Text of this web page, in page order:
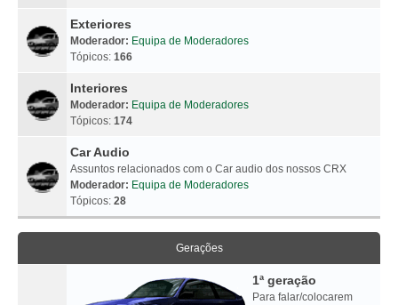
Exteriores
Moderador: Equipa de Moderadores
Tópicos: 166
Interiores
Moderador: Equipa de Moderadores
Tópicos: 174
Car Audio
Assuntos relacionados com o Car audio dos nossos CRX
Moderador: Equipa de Moderadores
Tópicos: 28
Gerações
1ª geração
Para falar/colocarem